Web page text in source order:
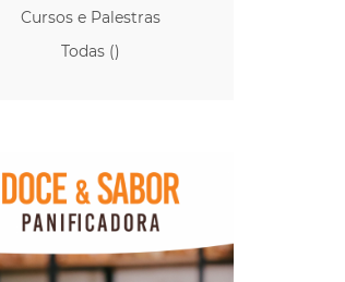
Cursos e Palestras
Todas ()